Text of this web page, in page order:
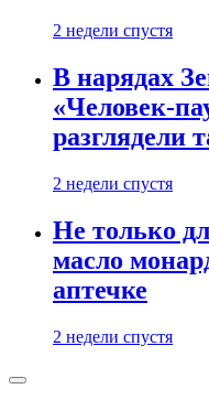
2 недели спустя
В нарядах
«Человек-
разглядели
2 недели спустя
Не только
масло
аптечке
2 недели спустя